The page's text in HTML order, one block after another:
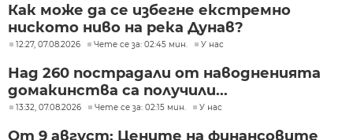
Как може да се избегне екстремно
ниското ниво на река Дунав?
12:27, 07.08.2026 Чете се за: 02:45 мин. У нас
Над 260 пострадали от наводненията
домакинства са получили...
13:32, 07.08.2026 Чете се за: 02:15 мин. У нас
От 9 август: Цените на финансовите